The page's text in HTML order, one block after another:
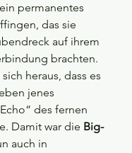
permanentes
das sie
auf ihrem
brachten.
heraus, dass es
jenes
des fernen
Damit war die Big-
auch in